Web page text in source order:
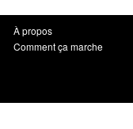
À propos
Comment ça marche